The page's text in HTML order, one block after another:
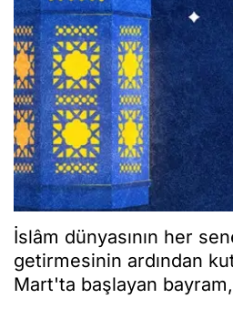
İslâm dünyasının her
getirmesinin ardından
Mart'ta başlayan